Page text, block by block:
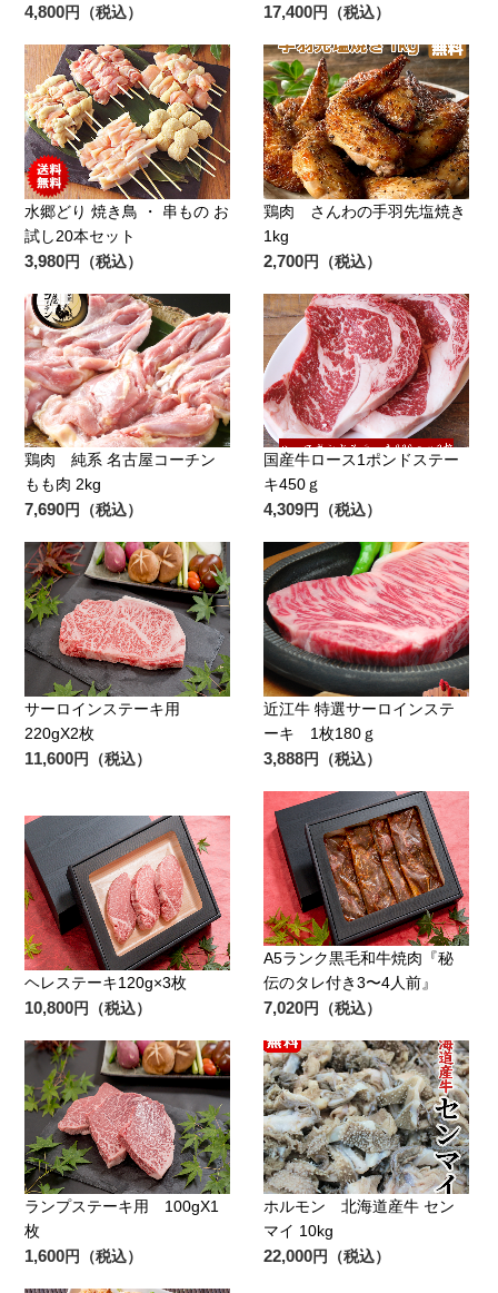
4,800円（税込） 17,400円（税込）
水郷どり 焼き鳥 ・ 串もの お
試し20本セット
3,980円（税込）
鶏肉 さんわの手羽先塩焼き
1kg
2,700円（税込）
鶏肉 純系 名古屋コーチン
もも肉 2kg
7,690円（税込）
国産牛ロース1ポンドステー
キ450ｇ
4,309円（税込）
サーロインステーキ用
220gX2枚
11,600円（税込）
近江牛 特選サーロインステ
ーキ 1枚180ｇ
3,888円（税込）
ヘレステーキ120g×3枚
10,800円（税込）
A5ランク黒毛和牛焼肉『秘
伝のタレ付き3〜4人前』
7,020円（税込）
ランプステーキ用 100gX1
枚
1,600円（税込）
ホルモン 北海道産牛 セン
マイ 10kg
22,000円（税込）